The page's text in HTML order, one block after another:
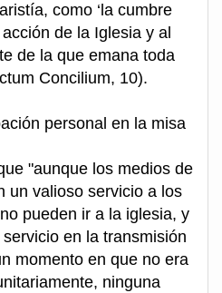
como ‘la cumbre
de la Iglesia y al
de la que emana toda
Concilium, 10).
personal en la misa
"aunque los medios de
un valioso servicio a los
pueden ir a la iglesia, y
en la transmisión
momento en que no era
ninguna